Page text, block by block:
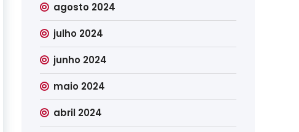
agosto 2024
julho 2024
junho 2024
maio 2024
abril 2024